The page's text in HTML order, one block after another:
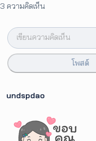
3 ความคิดเห็น
โพสต์
undspdao